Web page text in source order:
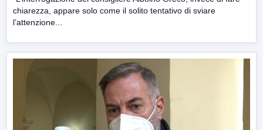
chiarezza, appare solo come il solito tentativo di sviare
l’attenzione...